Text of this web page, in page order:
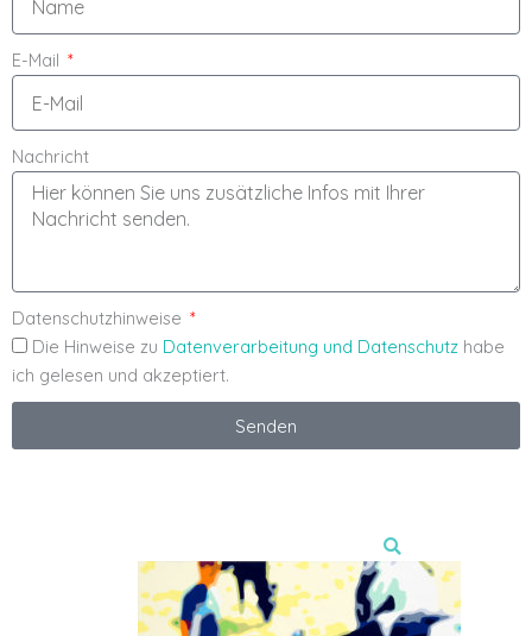
E-Mail
Nachricht
Datenschutzhinweise
Die Hinweise zu Datenverarbeitung und Datenschutz habe
ich gelesen und akzeptiert.
Senden